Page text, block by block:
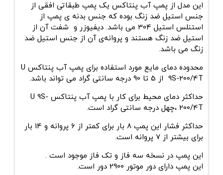
این مدل از پمپ آب پنتاکس یک پمپ طبقاتی افقی از
جنس استیل ضد زنگ بوده که جنس بدنه ی پمپ از
استنلس استیل 304 می باشد. دیفیوزر و شفت آن از
استیل ضد زنگ هستند و پروانه‌ی آن از جنس استیل ضد
زنگ می باشد.
محدوده دمای مایع مورد استفاده برای پمپ آب پنتاکس U
9S-200/4T از 5 تا 90 درجه سانتی گراد می تواند باشد.
حداکثر دمای محیط برای کار با پمپ آب پنتاکس U 9S-
200/4T ،چهل درجه سانتی گراد است.
حداکثر فشار این پمپ 8 بار برای کمتر از 6 پروانه و 14 بار
برای بیشتر از 7 پروانه است.
این پمپ در نسخه سه فاز و تک فاز موجود است .
این پمپ دارای دور موتور 2900 دور است.